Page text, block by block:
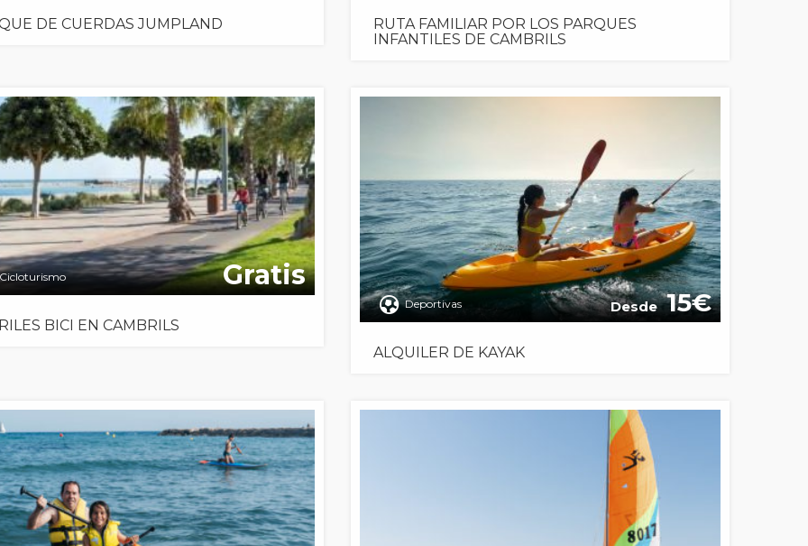
DE CUERDAS JUMPLAND
RUTA FAMILIAR POR LOS PARQUES
INFANTILES DE CAMBRILS
Cicloturismo Gratis
BICI EN CAMBRILS
Deportivas Desde 15
ALQUILER DE KAYAK